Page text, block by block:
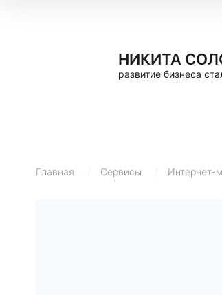
НИКИТА
развитие бизнеса
Главная Сервисы Интернет-